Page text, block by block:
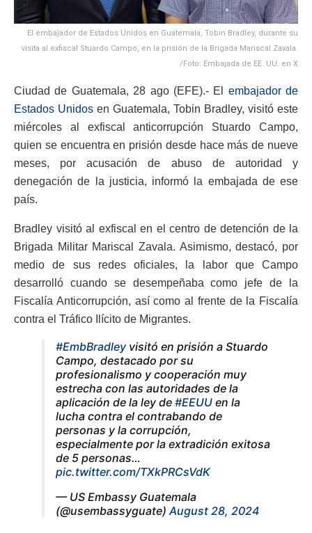
El embajador de Estados Unidos en Guatemala, Tobin Bradley, durante su
visita al exfiscal Stuardo Campo, en la prisión de la Brigada Mariscal Zavala.
/Foto: Embajada de EE. UU. en X
Ciudad de Guatemala, 28 ago (EFE).- El embajador de
Estados Unidos en Guatemala, Tobin Bradley, visitó este
miércoles al exfiscal anticorrupción Stuardo Campo,
quien se encuentra en prisión desde hace más de nueve
meses, por acusación de abuso de autoridad y
denegación de la justicia, informó la embajada de ese
país.
Bradley visitó al exfiscal en el centro de detención de la
Brigada Militar Mariscal Zavala. Asimismo, destacó, por
medio de sus redes oficiales, la labor que Campo
desarrolló cuando se desempeñaba como jefe de la
Fiscalía Anticorrupción, así como al frente de la Fiscalía
contra el Tráfico Ilícito de Migrantes.
#EmbBradley visitó en prisión a Stuardo
Campo, destacado por su
profesionalismo y cooperación muy
estrecha con las autoridades de la
aplicación de la ley de #EEUU en la
lucha contra el contrabando de
personas y la corrupción,
especialmente por la extradición exitosa
de 5 personas…
pic.twitter.com/TXkPRCsVdK
— US Embassy Guatemala
(@usembassyguate) August 28, 2024